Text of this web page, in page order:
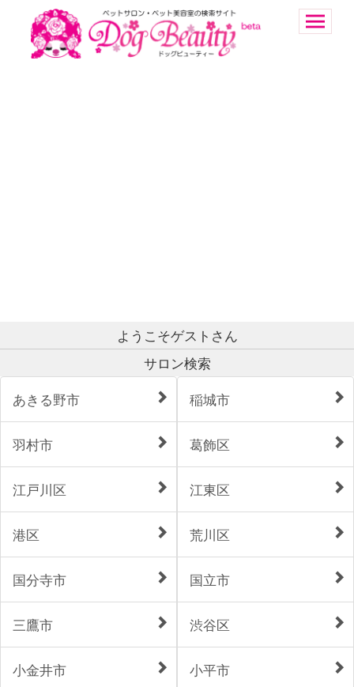
ようこそゲストさん
サロン検索
あきる野市
羽村市
江戸川区
港区
国分寺市
三鷹市
小金井市
稲城市
葛飾区
江東区
荒川区
国立市
渋谷区
小平市